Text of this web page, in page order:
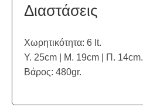
Διαστάσεις
Χωρητικότητα: 6 lt.
Υ. 25cm | Μ. 19cm | Π. 14cm.
Βάρος: 480gr.